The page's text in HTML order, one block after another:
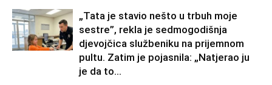
„Tata je stavio nešto u trbuh moje
sestre”, rekla je sedmogodišnja
djevojčica službeniku na prijemnom
pultu. Zatim je pojasnila: „Natjerao ju
je da to...